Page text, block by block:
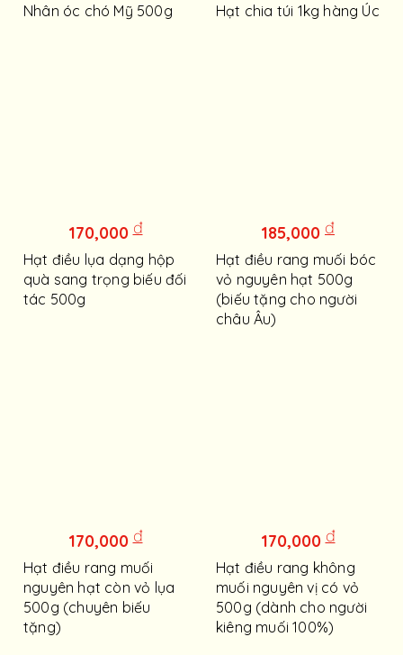
Nhân óc chó Mỹ 500g Hạt chia túi 1kg hàng Úc
170,000 đ
Hạt điều lụa dạng hộp
quà sang trọng biếu đối
tác 500g
185,000 đ
Hạt điều rang muối bóc
vỏ nguyên hạt 500g
(biếu tặng cho người
châu Âu)
170,000 đ
Hạt điều rang muối
nguyên hạt còn vỏ lụa
500g (chuyên biếu
tặng)
170,000 đ
Hạt điều rang không
muối nguyên vị có vỏ
500g (dành cho người
kiêng muối 100%)